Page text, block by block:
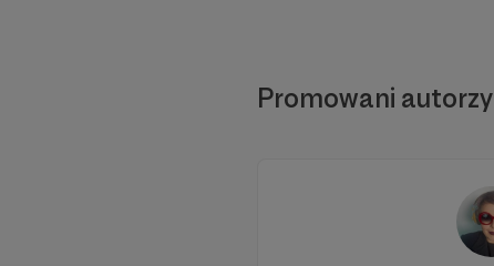
Promowani autorzy